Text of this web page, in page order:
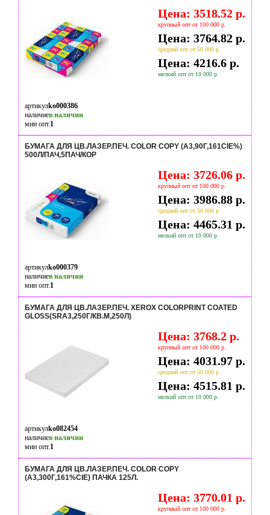
Цена: 3518.52 р.
крупный опт от 100 000 р.
Цена: 3764.82 р.
средний опт от 50 000 р.
Цена: 4216.6 р.
мелкий опт от 10 000 р.
артикулko000386
наличиев наличии
мин опт.1
БУМАГА ДЛЯ ЦВ.ЛАЗЕР.ПЕЧ. COLOR COPY (А3,90Г,161CIE%)
500Л/ПАЧ,5ПАЧ/КОР
Цена: 3726.06 р.
крупный опт от 100 000 р.
Цена: 3986.88 р.
средний опт от 50 000 р.
Цена: 4465.31 р.
мелкий опт от 10 000 р.
артикулko000379
наличиев наличии
мин опт.1
БУМАГА ДЛЯ ЦВ.ЛАЗЕР.ПЕЧ. XEROX COLORPRINT COATED
GLOSS(SRA3,250Г/КВ.М,250Л)
Цена: 3768.2 р.
крупный опт от 100 000 р.
Цена: 4031.97 р.
средний опт от 50 000 р.
Цена: 4515.81 р.
мелкий опт от 10 000 р.
артикулko082454
наличиев наличии
мин опт.1
БУМАГА ДЛЯ ЦВ.ЛАЗЕР.ПЕЧ. COLOR COPY
(А3,300Г,161%CIE) ПАЧКА 125Л.
Цена: 3770.01 р.
крупный опт от 100 000 р.